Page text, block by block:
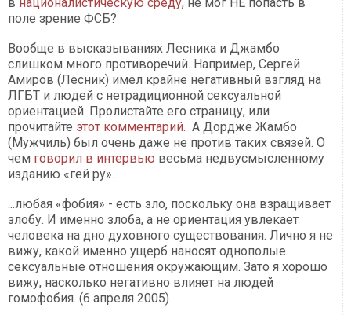
поле зрение ФСБ?
Вообще в высказываниях Лесника и Джамбо
слишком много противоречий. Например, Сергей
Амиров (Лесник) имел крайне негативный взгляд на
ЛГБТ и людей с нетрадиционной сексуальной
ориентацией. Пролистайте его страницу, или
прочитайте этот комментарий. А Дордже Жамбо
(Мужчиль) был очень даже не против таких связей. О
чем говорил в интервью весьма недвусмысленному
изданию «гей ру».
...любая «фобия» - есть зло, поскольку она взращивает
злобу. И именно злоба, а не ориентация увлекает
человека на дно духовного существования. Лично я не
вижу, какой именно ущерб наносят однополые
сексуальные отношения окружающим. Зато я хорошо
вижу, насколько негативно влияет на людей
гомофобия. (6 апреля 2005)